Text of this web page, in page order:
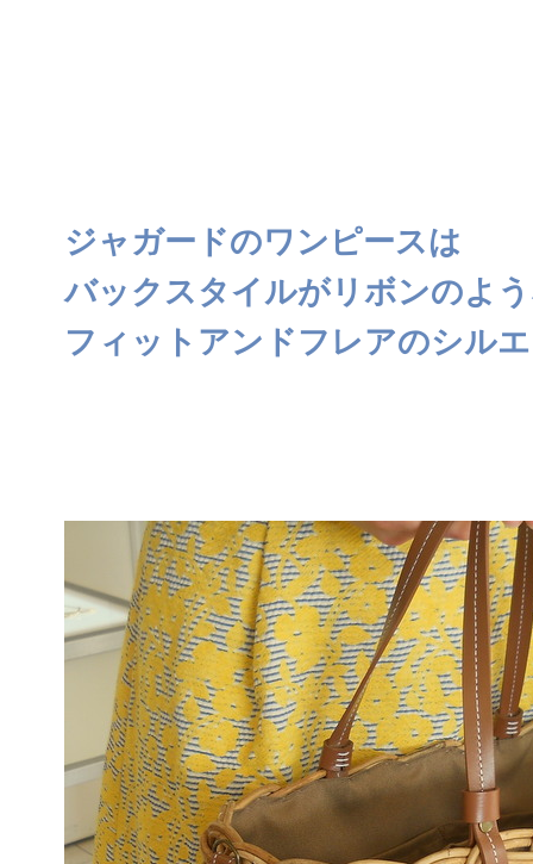
ジャガードのワンピースは
バックスタイルがリボンのよ
フィットアンドフレアのシル